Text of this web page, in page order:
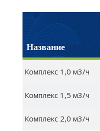
Название
Комплекс 1,0 м3/ч
Комплекс 1,5 м3/ч
Комплекс 2,0 м3/ч